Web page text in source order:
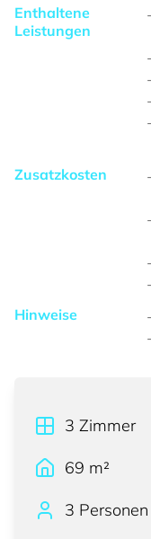
Enthaltene
Leistungen
Zusatzkosten
Hinweise
3 Zimmer
69 m²
3 Personen